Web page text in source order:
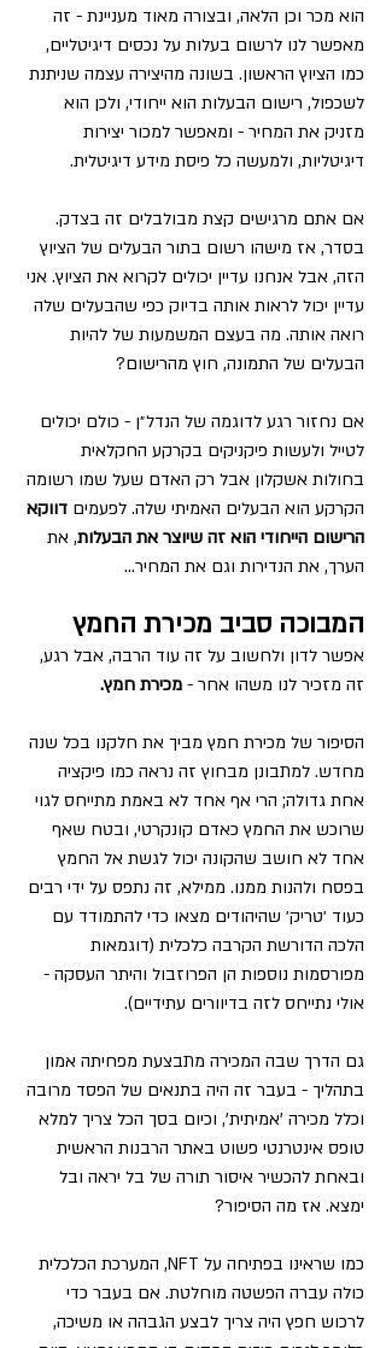
הוא מכר וכן הלאה, ובצורה מאוד מעניינת - זה
מאפשר לנו לרשום בעלות על נכסים דיגיטליים,
כמו הציוץ הראשון. בשונה מהיצירה עצמה שניתנת
לשכפול, רישום הבעלות הוא ייחודי, ולכן הוא
מזניק את המחיר - ומאפשר למכור יצירות
דיגיטליות, ולמעשה כל פיסת מידע דיגיטלית.
אם אתם מרגישים קצת מבולבלים זה בצדק.
בסדר, אז מישהו רשום בתור הבעלים של הציוץ
הזה, אבל אנחנו עדיין יכולים לקרוא את הציוץ. אני
עדיין יכול לראות אותה בדיוק כפי שהבעלים שלה
רואה אותה. מה בעצם המשמעות של להיות
הבעלים של התמונה, חוץ מהרישום?
אם נחזור רגע לדוגמה של הנדל״ן - כולם יכולים
לטייל ולעשות פיקניקים בקרקע החקלאית
בחולות אשקלון אבל רק האדם שעל שמו רשומה
הקרקע הוא הבעלים האמיתי שלה. לפעמים דווקא
הרישום הייחודי הוא זה שיוצר את הבעלות, את
הערך, את הנדירות וגם את המחיר...
המבוכה סביב מכירת החמץ
אפשר לדון ולחשוב על זה עוד הרבה, אבל רגע,
זה מזכיר לנו משהו אחר - מכירת חמץ.
הסיפור של מכירת חמץ מביך את חלקנו בכל שנה
מחדש. למתבונן מבחוץ זה נראה כמו פיקציה
אחת גדולה; הרי אף אחד לא באמת מתייחס לגוי
שרוכש את החמץ כאדם קונקרטי, ובטח שאף
אחד לא חושב שהקונה יכול לגשת אל החמץ
בפסח ולהנות ממנו. ממילא, זה נתפס על ידי רבים
כעוד ׳טריק׳ שהיהודים מצאו כדי להתמודד עם
הלכה הדורשת הקרבה כלכלית (דוגמאות
מפורסמות נוספות הן הפרוזבול והיתר העסקה -
אולי נתייחס לזה בדיוורים עתידיים).
גם הדרך שבה המכירה מתבצעת מפחיתה אמון
בתהליך - בעבר זה היה בתנאים של הפסד מרובה
וכלל מכירה 'אמיתית', וכיום בסך הכל צריך למלא
טופס אינטרנטי פשוט באתר הרבנות הראשית
ובאחת להכשיר איסור תורה של בל יראה ובל
ימצא. אז מה הסיפור?
כמו שראינו בפתיחה על NFT, המערכת הכלכלית
כולה עברה הפשטה מוחלטת. אם בעבר כדי
לרכוש חפץ היה צריך לבצע הגבהה או משיכה,